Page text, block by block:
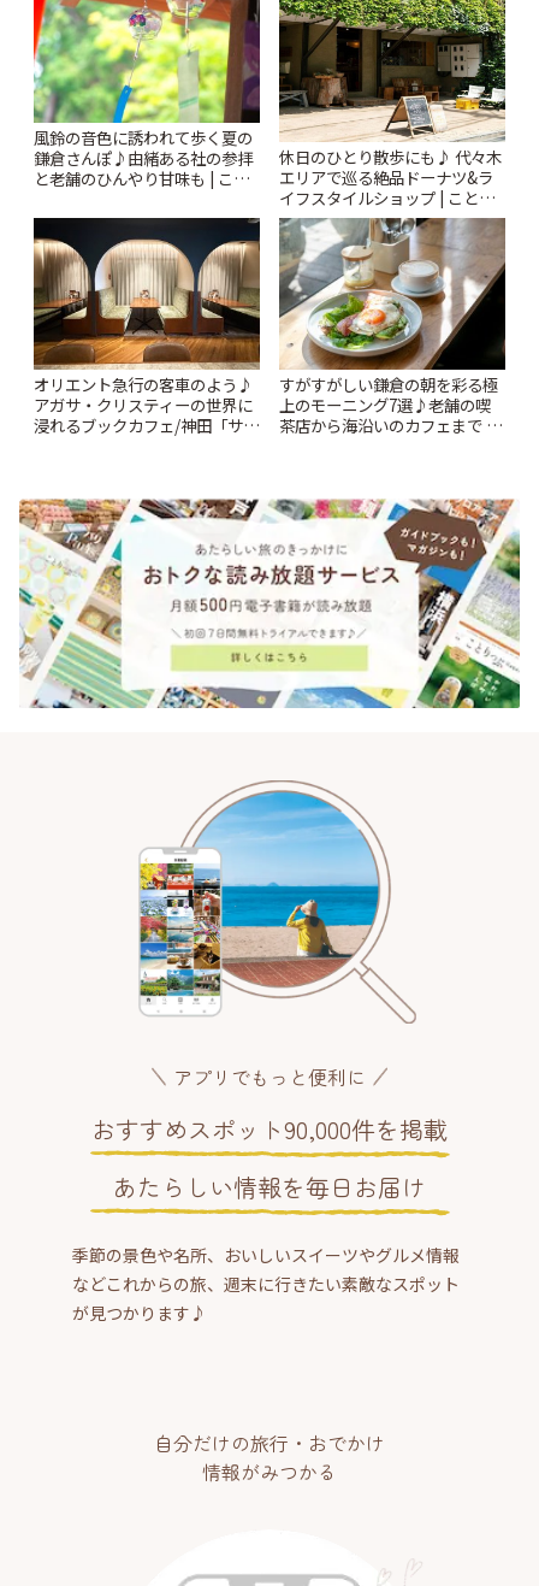
風鈴の音色に誘われて歩く夏の
鎌倉さんぽ♪由緒ある社の参拝
と老舗のひんやり甘味も | こと
休日のひとり散歩にも♪ 代々木
エリアで巡る絶品ドーナツ&ラ
イフスタイルショップ | ことり
っぷ
オリエント急行の客車のよう♪
アガサ・クリスティーの世界に
浸れるブックカフェ/神田「サロ
すがすがしい鎌倉の朝を彩る極
上のモーニング7選♪老舗の喫
茶店から海沿いのカフェまで |
アプリでもっと便利に
おすすめスポット90,000件を掲載
あたらしい情報を毎日お届け
季節の景色や名所、おいしいスイーツやグルメ情報
などこれからの旅、週末に行きたい素敵なスポット
が見つかります♪
自分だけの旅行・おでかけ
情報がみつかる